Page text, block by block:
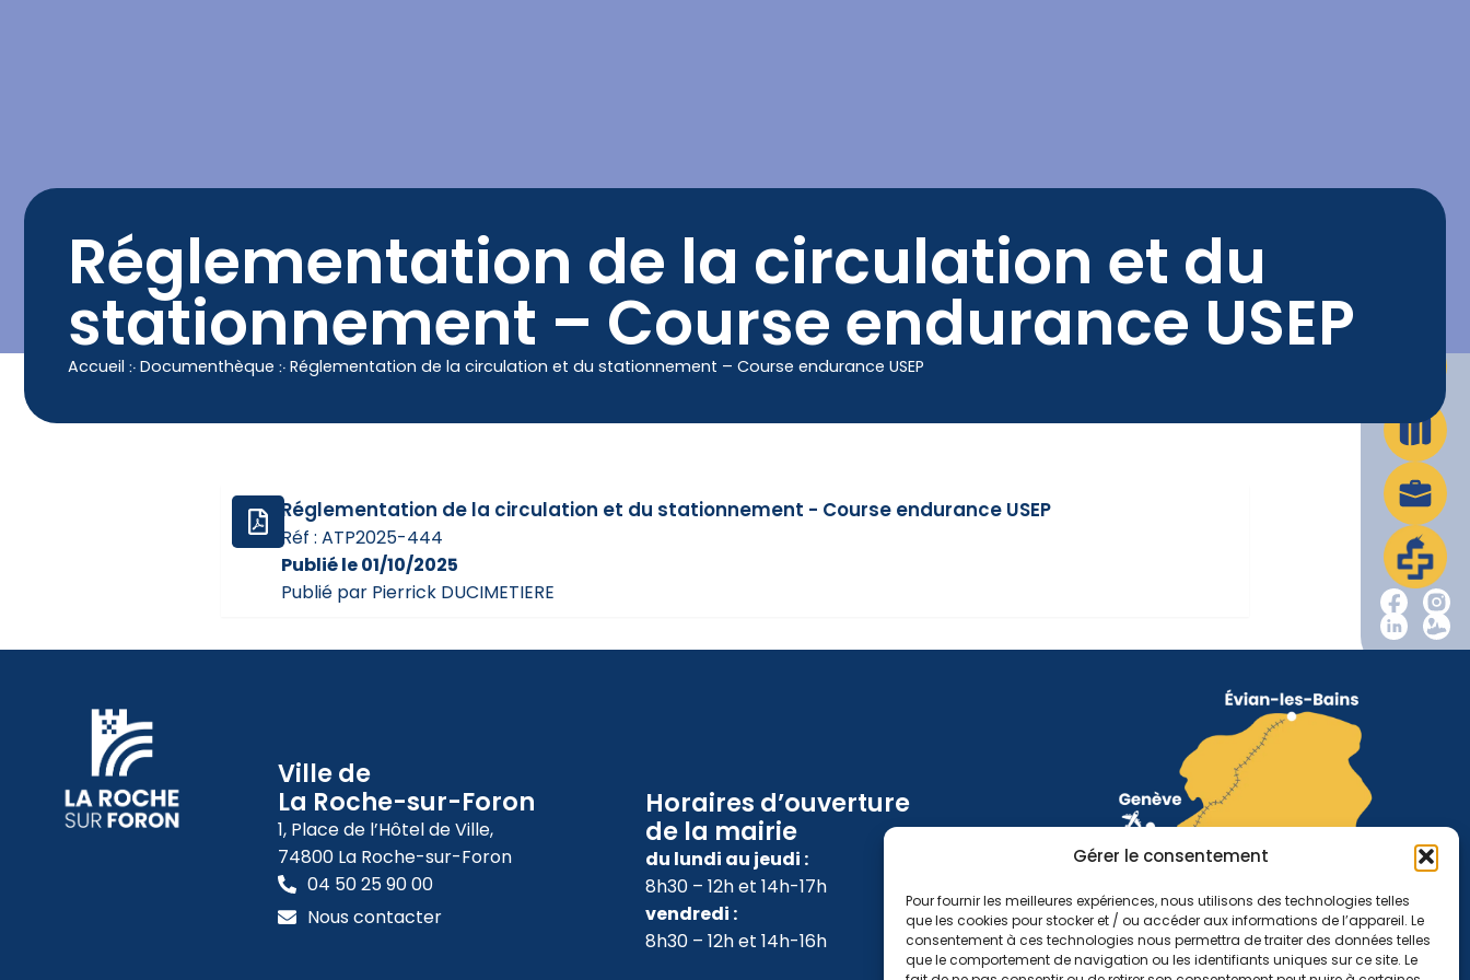
Gérer le consentement
Pour fournir les meilleures expériences, nous utilisons des technologies telles
que les cookies pour stocker et / ou accéder aux informations de l’appareil. Le
consentement à ces technologies nous permettra de traiter des données telles
que le comportement de navigation ou les identifiants uniques sur ce site. Le
Réglementation de la circulation et du
stationnement – Course endurance USEP
Accueil ჻ Documenthèque ჻ Réglementation de la circulation et du stationnement – Course endurance USEP
Réglementation de la circulation et du stationnement - Course endurance USEP
Réf : ATP2025-444
Publié le 01/10/2025
Publié par Pierrick DUCIMETIERE
Ville de
La Roche-sur-Foron
1, Place de l’Hôtel de Ville,
74800 La Roche-sur-Foron
04 50 25 90 00
Nous contacter
Horaires d’ouverture
de la mairie
du lundi au jeudi :
8h30 – 12h et 14h-17h
vendredi :
8h30 – 12h et 14h-16h